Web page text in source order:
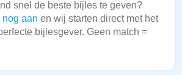
snel de beste bijles te geven?
nog aan en wij starten direct met het
bijlesgever. Geen match =